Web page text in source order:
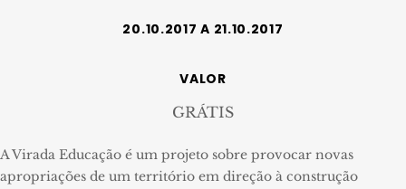
20.10.2017 A 21.10.2017
VALOR
GRÁTIS
A Virada Educação é um projeto sobre provocar novas
apropriações de um território em direção à construção